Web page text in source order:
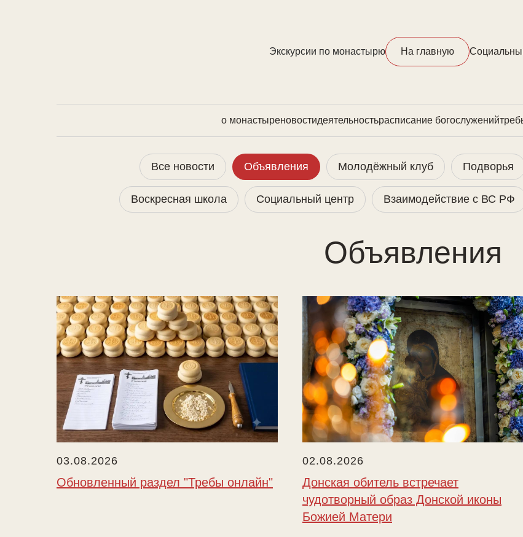
Экскурсии по монастырю На главную ㅤㅤㅤ
о монастыреновостидеятельностьрасписание богослужений
Все новости Объявления Молодёжный клуб Подворья
Воскресная школа Социальный центр Взаимодействие с ВС РФ
Объявления
03.08.2026
Обновленный раздел "Требы онлайн"
02.08.2026
Донская обитель встречает
чудотворный образ Донской иконы
Божией Матери